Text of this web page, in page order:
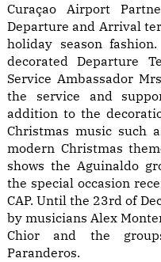
Curaçao Airport
Departure and Arrival
holiday season
decorated Departure
Service Ambassador
the service and
addition to the
Christmas music such
modern Christmas
shows the Aguinaldo
the special occasion
CAP. Until the 23rd of
by musicians Alex
Chior and the
Paranderos.